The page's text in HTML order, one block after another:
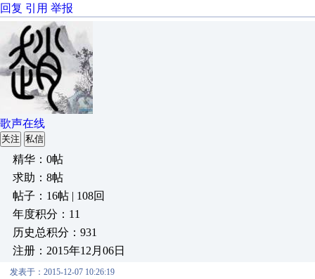
回复 引用 举报
歌声在线
关注 私信
精华：0帖
求助：8帖
帖子：16帖 | 108回
年度积分：11
历史总积分：931
注册：2015年12月06日
发表于：2015-12-07 10:26:19